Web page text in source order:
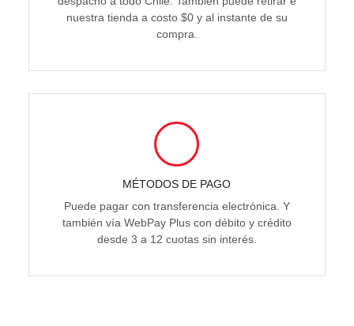
nuestra tienda a costo $0 y al instante de su
compra.
MÉTODOS DE PAGO
Puede pagar con transferencia electrónica. Y
también vía WebPay Plus con débito y crédito
desde 3 a 12 cuotas sin interés.